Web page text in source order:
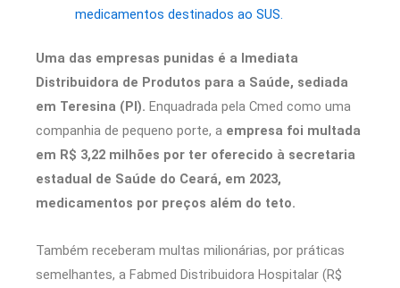
medicamentos destinados ao SUS.
Uma das empresas punidas é a Imediata
Distribuidora de Produtos para a Saúde, sediada
em Teresina (PI). Enquadrada pela Cmed como uma
companhia de pequeno porte, a empresa foi multada
em R$ 3,22 milhões por ter oferecido à secretaria
estadual de Saúde do Ceará, em 2023,
medicamentos por preços além do teto.
Também receberam multas milionárias, por práticas
semelhantes, a Fabmed Distribuidora Hospitalar (R$